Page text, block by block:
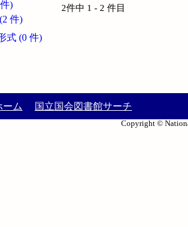
)
件)
式 (0 件)
2件中 1 - 2 件目
ーム 国立国会図書館サーチ
Copyright ©